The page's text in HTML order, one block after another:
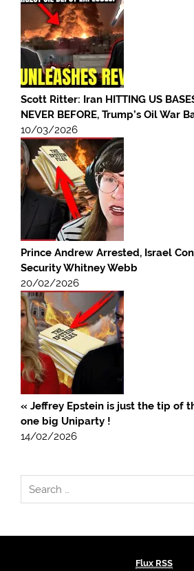
Scott Ritter: Iran HITTING US
NEVER BEFORE, Trump’s Oil War
10/03/2026
Prince Andrew Arrested, Israel
Security Whitney Webb
20/02/2026
« Jeffrey Epstein is just the tip of
one big Uniparty !
14/02/2026
Flux RSS